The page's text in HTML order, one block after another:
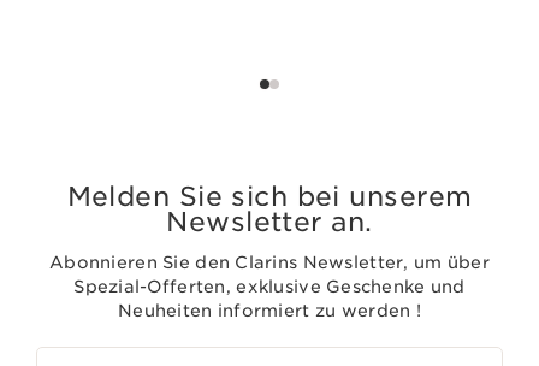
Melden Sie sich bei unserem
Newsletter an.
Abonnieren Sie den Clarins Newsletter, um über
Spezial-Offerten, exklusive Geschenke und
Neuheiten informiert zu werden !